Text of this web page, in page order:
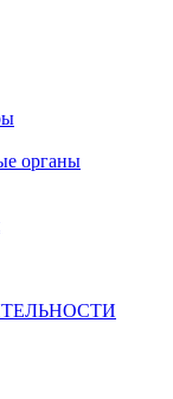
органы